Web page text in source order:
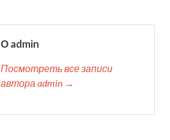
О admin
Посмотреть все записи
автора admin →